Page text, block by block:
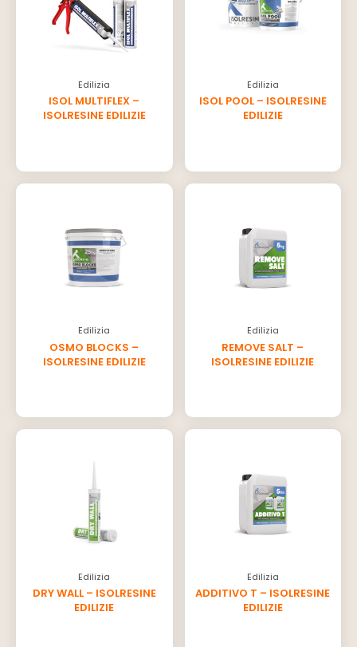
Edilizia
ISOL MULTIFLEX –
ISOLRESINE EDILIZIE
Edilizia
ISOL POOL – ISOLRESINE
EDILIZIE
Edilizia
OSMO BLOCKS –
ISOLRESINE EDILIZIE
Edilizia
REMOVE SALT –
ISOLRESINE EDILIZIE
Edilizia
DRY WALL – ISOLRESINE
EDILIZIE
Edilizia
ADDITIVO T – ISOLRESINE
EDILIZIE